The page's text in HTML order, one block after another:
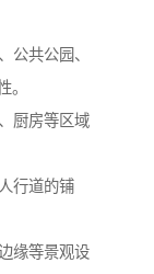
公共公园、
。
厨房等区域
行道的铺
缘等景观设